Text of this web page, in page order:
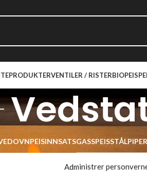
Administrer
VENTILER / RISTERBIOPEIS
PEISINNSATSGASSPEISSTÅLPIPER